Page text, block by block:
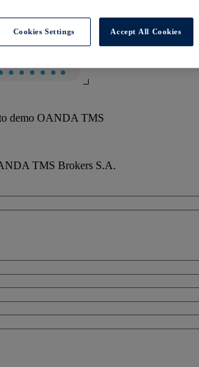
demo OANDA TMS
TMS Brokers S.A.
Cookies Settings Accept All Cookies